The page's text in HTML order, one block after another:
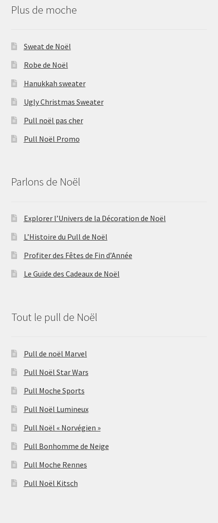
Plus de moche
Sweat de Noël
Robe de Noël
Hanukkah sweater
Ugly Christmas Sweater
Pull noël pas cher
Pull Noël Promo
Parlons de Noël
Explorer l’Univers de la Décoration de Noël
L’Histoire du Pull de Noël
Profiter des Fêtes de Fin d’Année
Le Guide des Cadeaux de Noël
Tout le pull de Noël
Pull de noël Marvel
Pull Noël Star Wars
Pull Moche Sports
Pull Noël Lumineux
Pull Noël « Norvégien »
Pull Bonhomme de Neige
Pull Moche Rennes
Pull Noël Kitsch